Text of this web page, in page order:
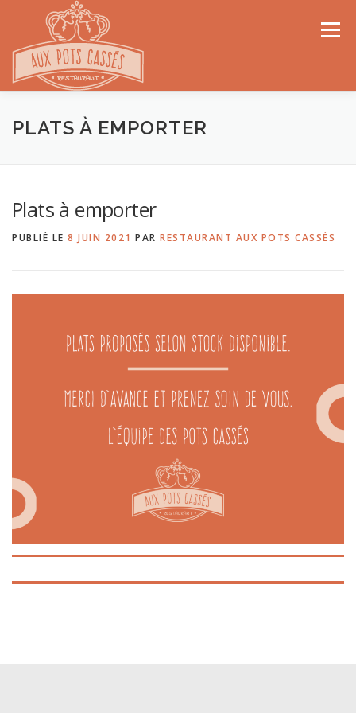
Menu
ACCUEIL À PROPOS PLATS DU JOUR
À EMPORTER IDÉE CADEAUX… CONTACT
PLATS À EMPORTER
Plats à emporter
PUBLIÉ LE 8 JUIN 2021 PAR RESTAURANT AUX POTS CASSÉS